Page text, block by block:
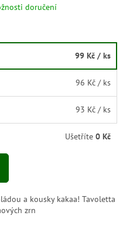
doručení
99 Kč / ks
96 Kč / ks
93 Kč / ks
Ušetříte 0 Kč
a kousky kakaa! Tavoletta
zrn